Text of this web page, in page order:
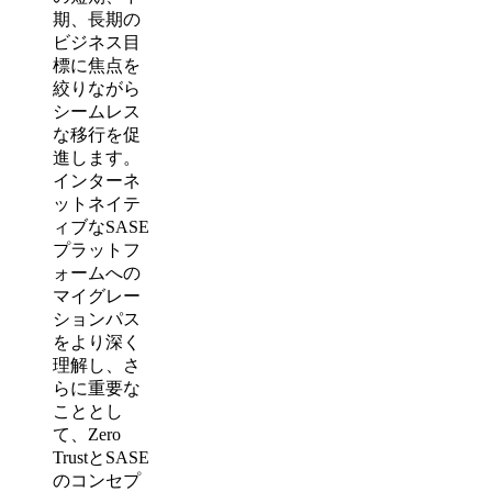
期、長期の
ビジネス目
標に焦点を
絞りながら
シームレス
な移行を促
進します。
インターネ
ットネイテ
ィブなSASE
プラットフ
ォームへの
マイグレー
ションパス
をより深く
理解し、さ
らに重要な
こととし
て、Zero
TrustとSASE
のコンセプ